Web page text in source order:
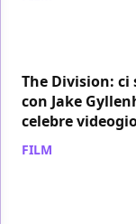
The Division:
con Jake
celebre
FILM